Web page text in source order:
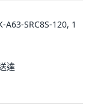
A63-SRC8S-120, 1
達